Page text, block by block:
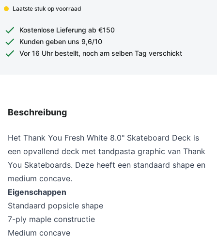
Laatste stuk op voorraad
Kostenlose Lieferung ab €150
Kunden geben uns 9,6/10
Vor 16 Uhr bestellt, noch am selben Tag verschickt
Beschreibung
Het Thank You Fresh White 8.0" Skateboard Deck is
een opvallend deck met tandpasta graphic van Thank
You Skateboards. Deze heeft een standaard shape en
medium concave.
Eigenschappen
Standaard popsicle shape
7-ply maple constructie
Medium concave